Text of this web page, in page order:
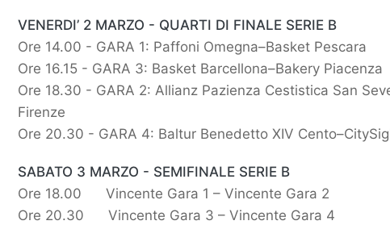
VENERDI’ 2 MARZO - QUARTI DI FINALE SERIE B
Ore 14.00 - GARA 1: Paffoni Omegna–Basket Pescara
Ore 16.15 - GARA 3: Basket Barcellona–Bakery Piacenza
Ore 18.30 - GARA 2: Allianz Pazienza Cestistica San
Firenze
Ore 20.30 - GARA 4: Baltur Benedetto XIV
SABATO 3 MARZO - SEMIFINALE SERIE B
Ore 18.00 Vincente Gara 1 – Vincente Gara 2
Ore 20.30 Vincente Gara 3 – Vincente Gara 4